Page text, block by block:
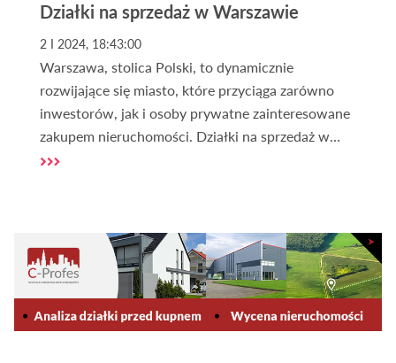
Działki na sprzedaż w Warszawie
2 I 2024, 18:43:00
Warszawa, stolica Polski, to dynamicznie
rozwijające się miasto, które przyciąga zarówno
inwestorów, jak i osoby prywatne zainteresowane
zakupem nieruchomości. Działki na sprzedaż w
Warszawie cieszą się ogromnym zainteresowaniem
Warszawie? To pytanie zadaje sobie wielu
nabywców, szukających idealnego miejsca na
budowę domu, inwestycję lub rozwój biznesu.